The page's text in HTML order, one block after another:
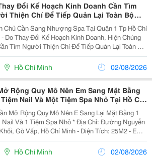
Đổi Kế Hoạch Kinh Doanh Cần Tìm
Thiện Chí Để Tiếp Quản Lại Toàn Bộ
Tại 24/4 Thủ Khoa Huân Không Gian Sạch
Chủ Cần Sang Nhượng Spa Tại Quận 1 Tp Hồ Chí
- Do Thay Đổi Kế Hoạch Kinh Doanh, Hiện Chúng
Tìm Người Thiện Chí Để Tiếp Quản Lại Toàn Bộ
24/4 Thủ Khoa Huân, P. Bến Thành Q1, Tphcm.
Tích: Rộng Rãi, Không Gian Sạch...
Hồ Chí Minh 02/08/2026
Rộng Quy Mô Nên Em Sang Mặt Bằng
Nail Và Một Tiệm Spa Nhỏ Tại Hồ Chí
Mở Rộng Quy Mô Nên E Sang Lại Mặt Bằng 1
1 Tiệm Spa Nhỏ * Địa Chỉ: Đường Nguyễn
Gò Vấp, Hồ Chí Minh - Diện Tích: 25M2 - Em
Nhượng Mặt Bằng Bao Gồm : Cửa Kính, Máy
Rèm Cửa, Bảng Hiệu, Không...
Hồ Chí Minh 02/08/2026